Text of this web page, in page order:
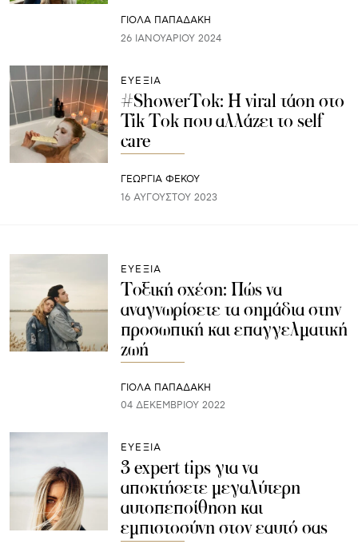
ΓΙΌΛΑ ΠΑΠΑΔΆΚΗ
26 ΙΑΝΟΥΑΡΊΟΥ 2024
ΕΥΕΞΙΑ
#ShowerTok: Η viral τάση στο
Tik Tok που αλλάζει το self
care
ΓΕΩΡΓΙΑ ΦΕΚΟΥ
16 ΑΥΓΟΎΣΤΟΥ 2023
ΕΥΕΞΙΑ
Τοξική σχέση: Πώς να
αναγνωρίσετε τα σημάδια στην
προσωπική και επαγγελματική
ζωή
ΓΙΌΛΑ ΠΑΠΑΔΆΚΗ
04 ΔΕΚΕΜΒΡΊΟΥ 2022
ΕΥΕΞΙΑ
3 expert tips για να
αποκτήσετε μεγαλύτερη
αυτοπεποίθηση και
εμπιστοσύνη στον εαυτό σας